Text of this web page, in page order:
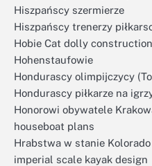
Hiszpańscy szermierze
Hiszpańscy trenerzy
Hobie Cat dolly
Hohenstaufowie
Hondurascy olimpijczycy
Hondurascy piłkarze na
Honorowi obywatele
houseboat plans
Hrabstwa w stanie Kolorado
imperial scale kayak design